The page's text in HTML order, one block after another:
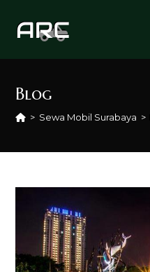
Blog
> Sewa Mobil Surabaya >